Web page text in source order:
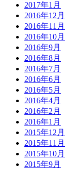
2017年1月
2016年12月
2016年11月
2016年10月
2016年9月
2016年8月
2016年7月
2016年6月
2016年5月
2016年4月
2016年2月
2016年1月
2015年12月
2015年11月
2015年10月
2015年9月